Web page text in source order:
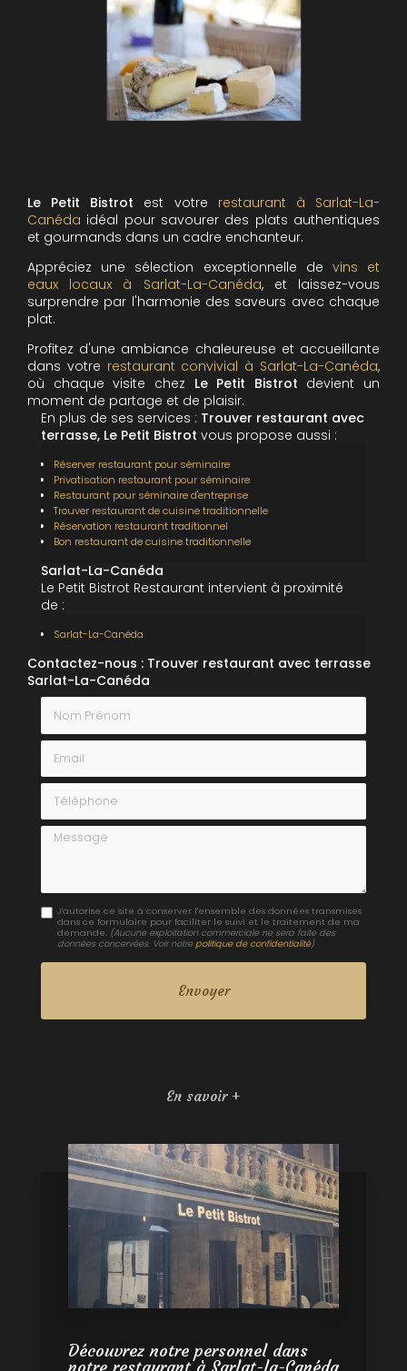
Le Petit Bistrot est votre restaurant à Sarlat-La-
Canéda idéal pour savourer des plats authentiques
et gourmands dans un cadre enchanteur.
Appréciez une sélection exceptionnelle de vins et
eaux locaux à Sarlat-La-Canéda, et laissez-vous
surprendre par l'harmonie des saveurs avec chaque
plat.
Profitez d'une ambiance chaleureuse et accueillante
dans votre restaurant convivial à Sarlat-La-Canéda,
où chaque visite chez Le Petit Bistrot devient un
moment de partage et de plaisir.
En plus de ses services : Trouver restaurant avec
terrasse, Le Petit Bistrot vous propose aussi :
Réserver restaurant pour séminaire
Privatisation restaurant pour séminaire
Restaurant pour séminaire d'entreprise
Trouver restaurant de cuisine traditionnelle
Réservation restaurant traditionnel
Bon restaurant de cuisine traditionnelle
Sarlat-La-Canéda
Le Petit Bistrot Restaurant intervient à proximité
de :
Sarlat-La-Canéda
Contactez-nous : Trouver restaurant avec terrasse
Sarlat-La-Canéda
Nom Prénom
Email
Téléphone
Message
J'autorise ce site à conserver l'ensemble des données transmises
dans ce formulaire pour faciliter le suivi et le traitement de ma
demande. (Aucune exploitation commerciale ne sera faite des
données concervées. Voir notre politique de confidentialité)
En savoir +
Découvrez notre personnel dans